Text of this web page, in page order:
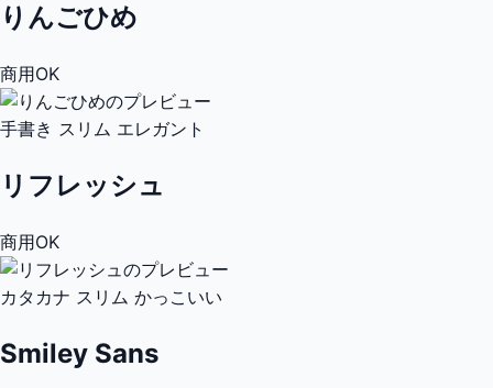
りんごひめ
商用OK
手書き スリム エレガント
リフレッシュ
商用OK
カタカナ スリム かっこいい
Smiley Sans